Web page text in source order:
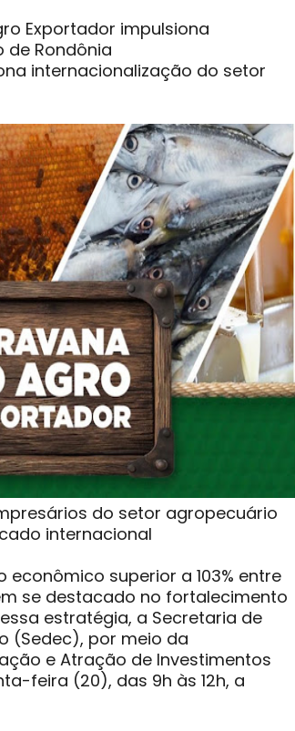
Exportador impulsiona
Rondônia
internacionalização do setor
do setor agropecuário
internacional
econômico superior a 103% entre
se destacado no fortalecimento
estratégia, a Secretaria de
(Sedec), por meio da
e Atração de Investimentos
feira (20), das 9h às 12h, a